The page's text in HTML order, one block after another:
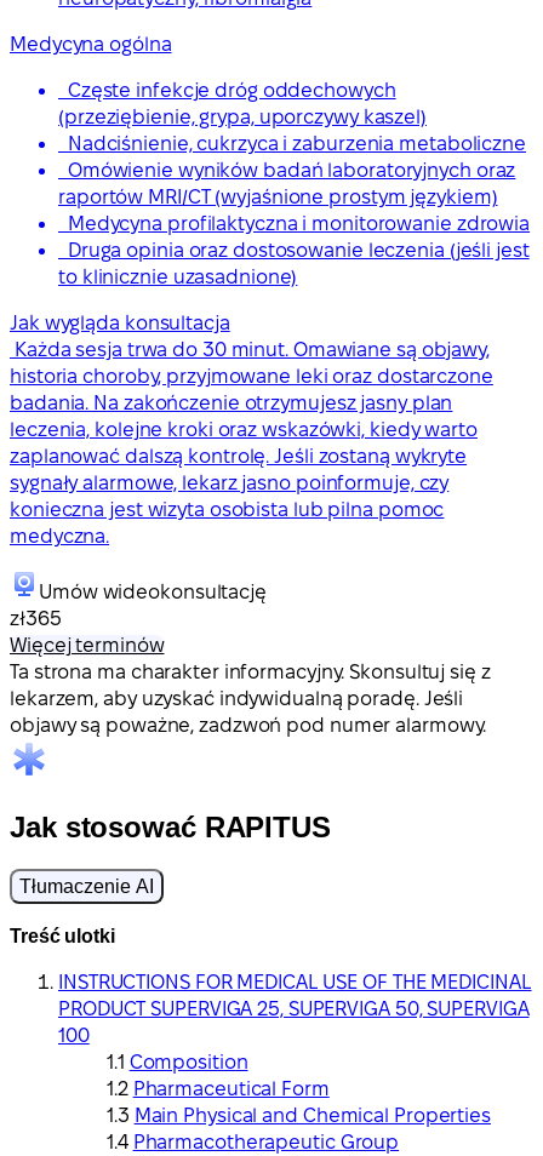
Medycyna ogólna
Częste infekcje dróg oddechowych
(przeziębienie, grypa, uporczywy kaszel)
Nadciśnienie, cukrzyca i zaburzenia metaboliczne
Omówienie wyników badań laboratoryjnych oraz
raportów MRI/CT (wyjaśnione prostym językiem)
Medycyna profilaktyczna i monitorowanie zdrowia
Druga opinia oraz dostosowanie leczenia (jeśli jest
to klinicznie uzasadnione)
Jak wygląda konsultacja
Każda sesja trwa do 30 minut. Omawiane są objawy,
historia choroby, przyjmowane leki oraz dostarczone
badania. Na zakończenie otrzymujesz jasny plan
leczenia, kolejne kroki oraz wskazówki, kiedy warto
zaplanować dalszą kontrolę. Jeśli zostaną wykryte
sygnały alarmowe, lekarz jasno poinformuje, czy
konieczna jest wizyta osobista lub pilna pomoc
medyczna.
Umów wideokonsultację
zł365
Więcej terminów
Ta strona ma charakter informacyjny. Skonsultuj się z
lekarzem, aby uzyskać indywidualną poradę. Jeśli
objawy są poważne, zadzwoń pod numer alarmowy.
Jak stosować RAPITUS
Tłumaczenie AI
Treść ulotki
INSTRUCTIONS FOR MEDICAL USE OF THE MEDICINAL
PRODUCT SUPERVIGA 25, SUPERVIGA 50, SUPERVIGA
100
Composition
Pharmaceutical Form
Main Physical and Chemical Properties
Pharmacotherapeutic Group